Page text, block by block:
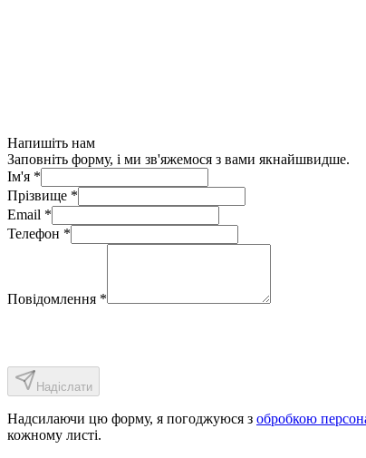
Напишіть нам
Заповніть форму, і ми зв'яжемося з вами якнайшвидше.
Ім'я *
Прізвище *
Email *
Телефон *
Повідомлення *
Надіслати
Надсилаючи цю форму, я погоджуюся з обробкою
кожному листі.